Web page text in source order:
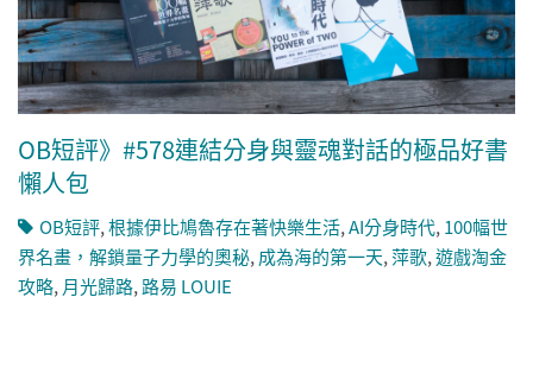
OB短評》#578連結分身與靈魂對話的極品好書
懶人包
OB短評,根據伊比鳩魯存在著快樂生活,AI分身時代,100幅世
界名畫，解鎖量子力學的奧秘,成為海的第一天,萍歌,遊戲淘金
攻略,月光歸路,路易 LOUIE